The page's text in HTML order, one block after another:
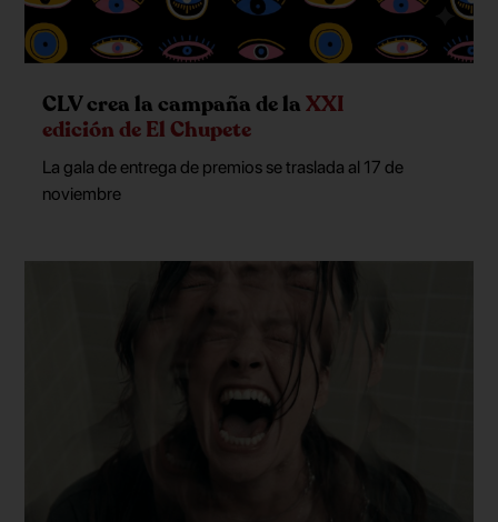
CLV crea la campaña de laXXI
edición de El Chupete
La gala de entrega de premios se traslada al 17 de
noviembre